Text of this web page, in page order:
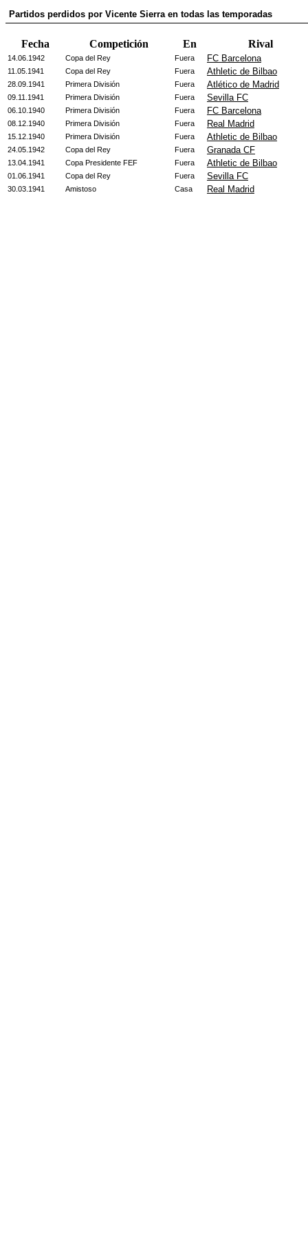
Partidos perdidos por Vicente Sierra en todas las temporadas
Fecha Competición En Rival
14.06.1942 Copa del Rey Fuera FC Barcelona
11.05.1941 Copa del Rey Fuera Athletic de Bilbao
28.09.1941 Primera División Fuera Atlético de Madrid
09.11.1941 Primera División Fuera Sevilla FC
06.10.1940 Primera División Fuera FC Barcelona
08.12.1940 Primera División Fuera Real Madrid
15.12.1940 Primera División Fuera Athletic de Bilbao
24.05.1942 Copa del Rey Fuera Granada CF
13.04.1941 Copa Presidente FEF Fuera Athletic de Bilbao
01.06.1941 Copa del Rey Fuera Sevilla FC
30.03.1941 Amistoso Casa Real Madrid